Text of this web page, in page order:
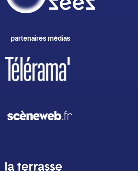
partenaires médias